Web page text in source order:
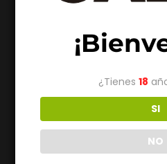
¿Tienes 18
SI
NO